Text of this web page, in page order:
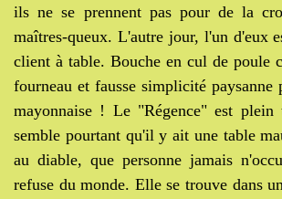
ils ne se prennent pas pour de la
maîtres-queux. L'autre jour, l'un d'eux
client à table. Bouche en cul de poule
fourneau et fausse simplicité paysanne
mayonnaise ! Le "Régence" est
semble pourtant qu'il y ait une table
au diable, que personne jamais
refuse du monde. Elle se trouve dans